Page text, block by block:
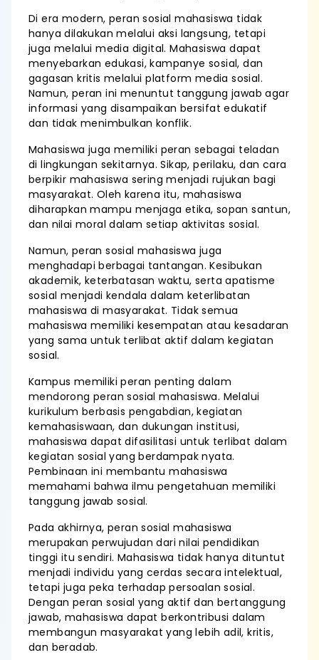
Di era modern, peran sosial mahasiswa tidak
hanya dilakukan melalui aksi langsung, tetapi
juga melalui media digital. Mahasiswa dapat
menyebarkan edukasi, kampanye sosial, dan
gagasan kritis melalui platform media sosial.
Namun, peran ini menuntut tanggung jawab agar
informasi yang disampaikan bersifat edukatif
dan tidak menimbulkan konflik.
Mahasiswa juga memiliki peran sebagai teladan
di lingkungan sekitarnya. Sikap, perilaku, dan cara
berpikir mahasiswa sering menjadi rujukan bagi
masyarakat. Oleh karena itu, mahasiswa
diharapkan mampu menjaga etika, sopan santun,
dan nilai moral dalam setiap aktivitas sosial.
Namun, peran sosial mahasiswa juga
menghadapi berbagai tantangan. Kesibukan
akademik, keterbatasan waktu, serta apatisme
sosial menjadi kendala dalam keterlibatan
mahasiswa di masyarakat. Tidak semua
mahasiswa memiliki kesempatan atau kesadaran
yang sama untuk terlibat aktif dalam kegiatan
sosial.
Kampus memiliki peran penting dalam
mendorong peran sosial mahasiswa. Melalui
kurikulum berbasis pengabdian, kegiatan
kemahasiswaan, dan dukungan institusi,
mahasiswa dapat difasilitasi untuk terlibat dalam
kegiatan sosial yang berdampak nyata.
Pembinaan ini membantu mahasiswa
memahami bahwa ilmu pengetahuan memiliki
tanggung jawab sosial.
Pada akhirnya, peran sosial mahasiswa
merupakan perwujudan dari nilai pendidikan
tinggi itu sendiri. Mahasiswa tidak hanya dituntut
menjadi individu yang cerdas secara intelektual,
tetapi juga peka terhadap persoalan sosial.
Dengan peran sosial yang aktif dan bertanggung
jawab, mahasiswa dapat berkontribusi dalam
membangun masyarakat yang lebih adil, kritis,
dan beradab.